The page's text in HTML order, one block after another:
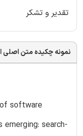
تقدیر و تشکر
نمونه چکیده متن اصلی
software
emerging: search-